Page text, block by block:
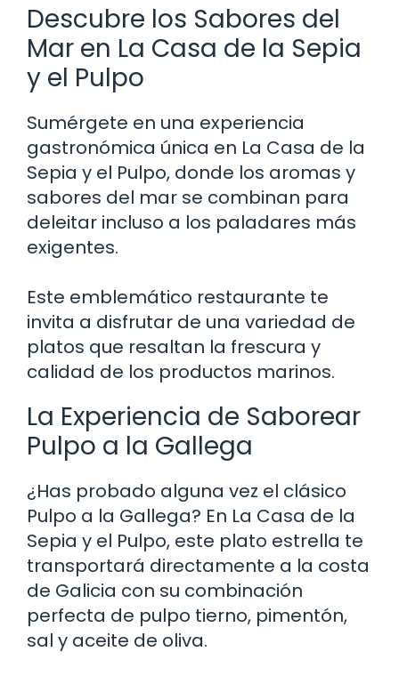
Descubre los Sabores del
Mar en La Casa de la Sepia
y el Pulpo
Sumérgete en una experiencia
gastronómica única en La Casa de la
Sepia y el Pulpo, donde los aromas y
sabores del mar se combinan para
deleitar incluso a los paladares más
exigentes.
Este emblemático restaurante te
invita a disfrutar de una variedad de
platos que resaltan la frescura y
calidad de los productos marinos.
La Experiencia de Saborear
Pulpo a la Gallega
¿Has probado alguna vez el clásico
Pulpo a la Gallega? En La Casa de la
Sepia y el Pulpo, este plato estrella te
transportará directamente a la costa
de Galicia con su combinación
perfecta de pulpo tierno, pimentón,
sal y aceite de oliva.